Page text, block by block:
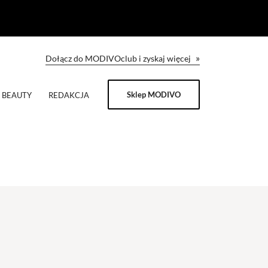
Dołącz do MODIVOclub i zyskaj więcej »
BEAUTY REDAKCJA Sklep MODIVO